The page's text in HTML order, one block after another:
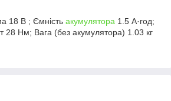
18 В ; Ємність акумулятора 1.5 А·год;
28 Нм; Вага (без акумулятора) 1.03 кг